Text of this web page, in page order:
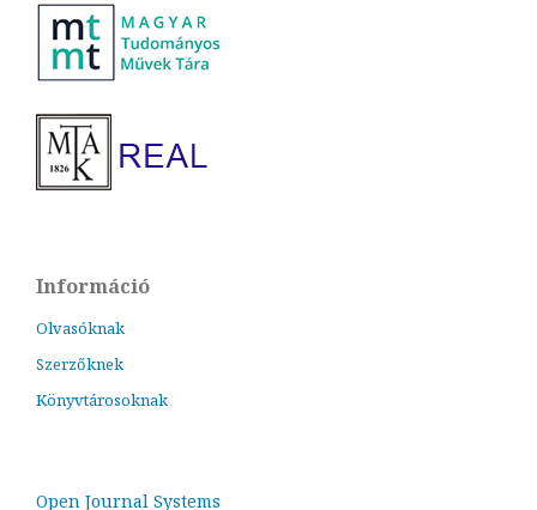
Információ
Olvasóknak
Szerzőknek
Könyvtárosoknak
Open Journal Systems